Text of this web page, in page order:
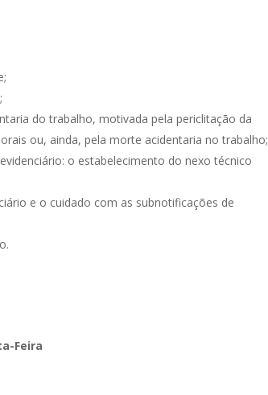
do trabalho, motivada pela periclitação da
ou, ainda, pela morte acidentaria no trabalho;
o estabelecimento do nexo técnico
e o cuidado com as subnotificações de
Feira